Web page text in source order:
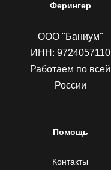
Ферингер
ООО "Баниум"
ИНН: 9724057110
Работаем по всей
России
Помощь
Контакты